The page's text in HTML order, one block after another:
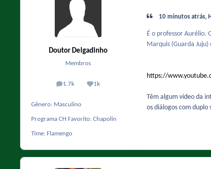
Doutor Delgadinho
Membros
1.7k
posts 1k
Reputação
Gênero: Masculino
Programa CH Favorito: Chapolin
Time: Flamengo
10 minutos atrás,
É o professor Aurélio.
Marquis (Guarda
https://
Têm algum vídeo da
os diálogos com duplo